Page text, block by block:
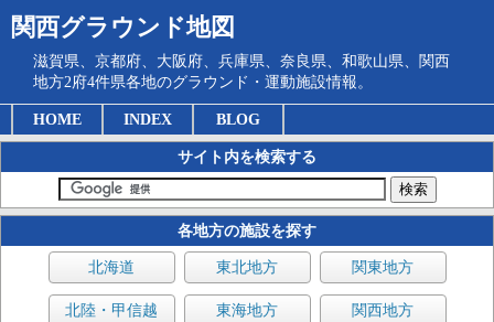
関西グラウンド地図
滋賀県、京都府、大阪府、兵庫県、奈良県、和歌山県、関西
地方2府4件県各地のグラウンド・運動施設情報。
HOME INDEX BLOG
サイト内を検索する
各地方の施設を探す
北海道 東北地方 関東地方
北陸・甲信越 東海地方 関西地方